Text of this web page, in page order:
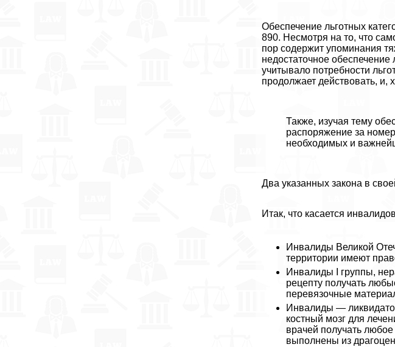
Обеспечение льготных
890. Несмотря на то, что
пор содержит упоминания
недостаточное
учитывало потребности
продолжает действовать, и,
Также, изучая тему
распоряжение за
необходимых и
Два указанных закона в
Итак, что касается
Инвалиды Великой
территории имеют
Инвалиды I группы,
рецепту получать
перевязочные
Инвалиды —
костный мозг для
врачей получать
выполнены из